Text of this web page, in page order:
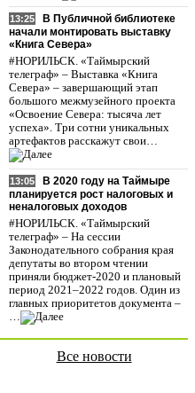
13:25
В Публичной библиотеке
начали монтировать выставку
«Книга Севера»
#НОРИЛЬСК. «Таймырский
телеграф» – Выставка «Книга
Севера» – завершающий этап
большого межмузейного проекта
«Освоение Севера: тысяча лет
успеха». Три сотни уникальных
артефактов расскажут свои…
13:05
В 2020 году на Таймыре
планируется рост налоговых и
неналоговых доходов
#НОРИЛЬСК. «Таймырский
телеграф» – На сессии
Законодательного собрания края
депутаты во втором чтении
приняли бюджет-2020 и плановый
период 2021–2022 годов. Один из
главных приоритетов документа –
…
Все новости